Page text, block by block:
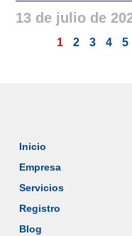
13 de julio de
1 2 3 4 5
Inicio
Empresa
Servicios
Registro
Blog